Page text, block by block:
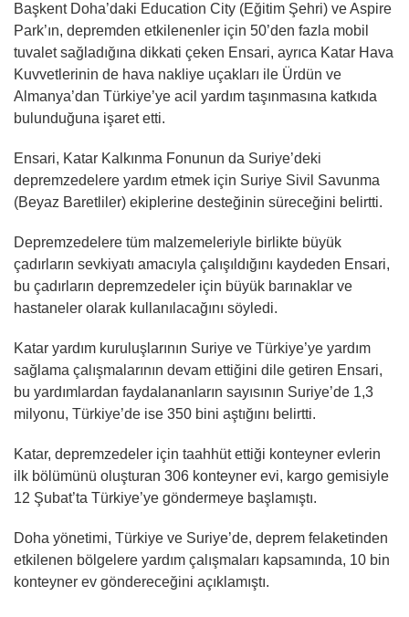
Başkent Doha’daki Education City (Eğitim Şehri) ve Aspire
Park’ın, depremden etkilenenler için 50’den fazla mobil
tuvalet sağladığına dikkati çeken Ensari, ayrıca Katar Hava
Kuvvetlerinin de hava nakliye uçakları ile Ürdün ve
Almanya’dan Türkiye’ye acil yardım taşınmasına katkıda
bulunduğuna işaret etti.
Ensari, Katar Kalkınma Fonunun da Suriye’deki
depremzedelere yardım etmek için Suriye Sivil Savunma
(Beyaz Baretliler) ekiplerine desteğinin süreceğini belirtti.
Depremzedelere tüm malzemeleriyle birlikte büyük
çadırların sevkiyatı amacıyla çalışıldığını kaydeden Ensari,
bu çadırların depremzedeler için büyük barınaklar ve
hastaneler olarak kullanılacağını söyledi.
Katar yardım kuruluşlarının Suriye ve Türkiye’ye yardım
sağlama çalışmalarının devam ettiğini dile getiren Ensari,
bu yardımlardan faydalananların sayısının Suriye’de 1,3
milyonu, Türkiye’de ise 350 bini aştığını belirtti.
Katar, depremzedeler için taahhüt ettiği konteyner evlerin
ilk bölümünü oluşturan 306 konteyner evi, kargo gemisiyle
12 Şubat’ta Türkiye’ye göndermeye başlamıştı.
Doha yönetimi, Türkiye ve Suriye’de, deprem felaketinden
etkilenen bölgelere yardım çalışmaları kapsamında, 10 bin
konteyner ev göndereceğini açıklamıştı.